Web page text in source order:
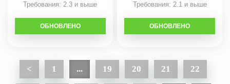
Требования: 2.3 и выше
СКАЧАТЬ
ОБНОВЛЕНО
Требования: 2.1 и выше
СКАЧАТЬ
ОБНОВЛЕНО
< 1 ... 19 20 21 22